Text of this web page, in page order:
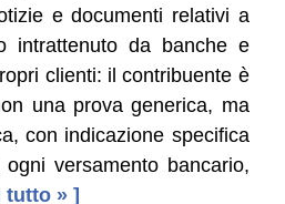
e documenti relativi a
intrattenuto da banche e
clienti: il contribuente è
una prova generica, ma
con indicazione specifica
versamento bancario,
tutto » ]